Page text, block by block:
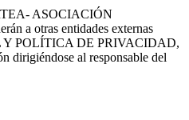
ASOCIACIÓN
a otras entidades externas
Y POLÍTICA DE PRIVACIDAD,
dirigiéndose al responsable del